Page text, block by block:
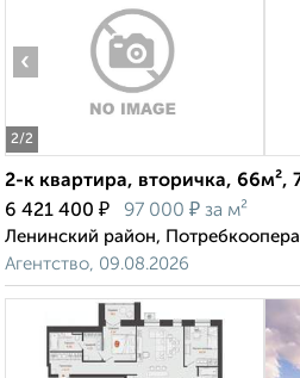
2/2
‹
2-к квартира, вторичка, 66м²,
6 421 400 ₽ 97 000 ₽ за м²
Ленинский район,
Агентство, 09.08.2026